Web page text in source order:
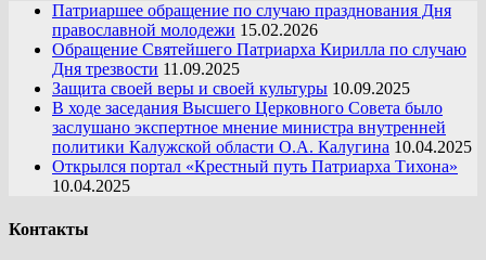
Патриаршее обращение по случаю празднования Дня
православной молодежи 15.02.2026
Обращение Святейшего Патриарха Кирилла по случаю
Дня трезвости 11.09.2025
Защита своей веры и своей культуры 10.09.2025
В ходе заседания Высшего Церковного Совета было
заслушано экспертное мнение министра внутренней
политики Калужской области О.А. Калугина 10.04.2025
Открылся портал «Крестный путь Патриарха Тихона»
10.04.2025
Контакты